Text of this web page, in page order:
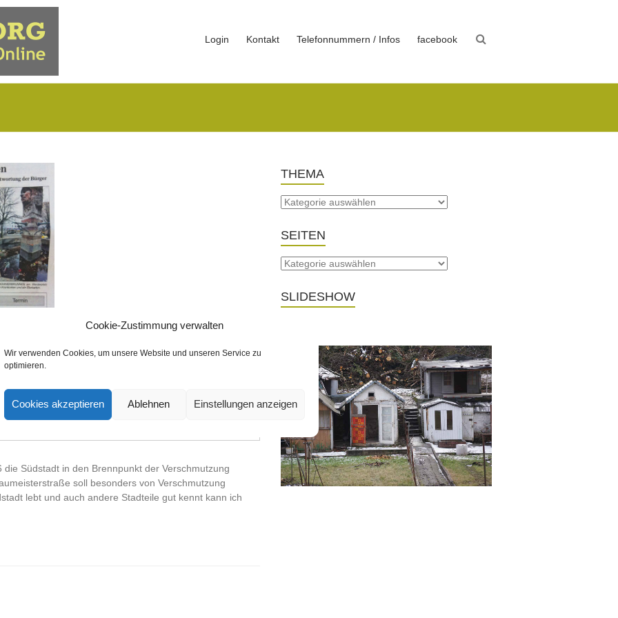
Cookie-Zustimmung verwalten
Wir verwenden Cookies, um unsere Website und unseren Service zu
optimieren.
Cookies akzeptieren Ablehnen Einstellungen anzeigen
Login Kontakt Telefonnummern / Infos facebook
BNN vom 13.2.16
Südstadt in den Brennpunkt der Verschmutzung
soll besonders von Verschmutzung
lebt und auch andere Stadteile gut kennt kann ich
THEMA
SEITEN
SLIDESHOW